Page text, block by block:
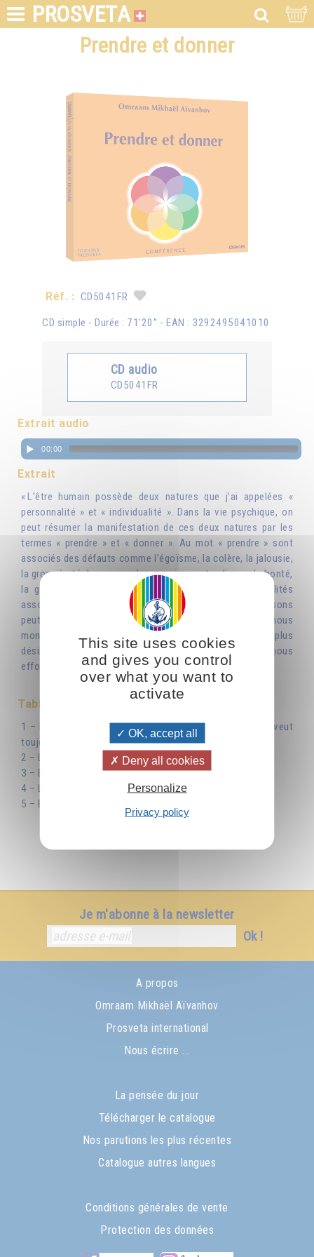
PROSVETA
Prendre et donner
Réf. : CD5041FR
CD simple - Durée : 71'20'' - EAN : 3292495041010
CD audio
CD5041FR
Extrait audio
00:00
Extrait
« L’être humain possède deux natures que j’ai appelées «
personnalité » et « individualité ». Dans la vie psychique, on
peut résumer la manifestation de ces deux natures par les
termes « prendre » et « donner ». Au mot « prendre » sont
associés des défauts comme l’égoïsme, la colère, la jalousie,
la grossièreté, le manque de conscience ; tandis que la bonté,
la générosité, l’indulgence, l’abnégation sont des qualités
associées au mot « donner ». Et tout ce que nous faisons
peut être une occasion de donner, c’est-à-dire de nous
montrer plus larges dans notre compréhension, plus
désintéressés dans nos relations avec les autres en nous
efforçant d’aimer plutôt que de chercher à être aimés. »
Table des matières
1 – La personnalité veut toujours prendre, l’individualité veut
toujours donner
2 – La terre est la personnalité, le soleil est l’individualité
3 – En montant dans l’individualité, on se libère
4 – Le nouvel Enseignement est de tout donner à Dieu
5 – Explication de la Parabole de l’économe infidèle
Je m'abonne à la newsletter
Ok !
A propos
Omraam Mikhaël Aïvanhov
Prosveta international
Nous écrire ...
La pensée du jour
Télécharger le catalogue
Nos parutions les plus récentes
Catalogue autres langues
Conditions générales de vente
Protection des données
This site uses cookies
and gives you control
over what you want to
activate
OK, accept all
Deny all cookies
Personalize
Privacy policy